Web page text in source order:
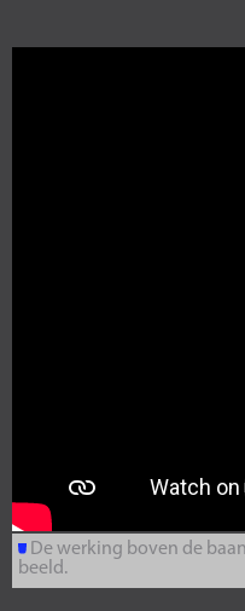
De werking boven de
beeld.